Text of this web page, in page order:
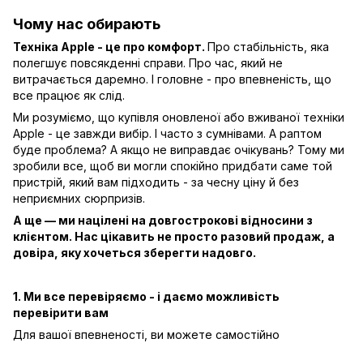
Чому нас обирають
Техніка Apple - це про комфорт. Про стабільність, яка
полегшує повсякденні справи. Про час, який не
витрачається даремно. І головне - про впевненість, що
все працює як слід.
Ми розуміємо, що купівля оновленої або вживаної техніки
Apple - це завжди вибір. І часто з сумнівами. А раптом
буде проблема? А якщо не виправдає очікувань? Тому ми
зробили все, щоб ви могли спокійно придбати саме той
пристрій, який вам підходить - за чесну ціну й без
неприємних сюрпризів.
А ще — ми націлені на довгострокові відносини з
клієнтом. Нас цікавить не просто разовий продаж, а
довіра, яку хочеться зберегти надовго.
1. Ми все перевіряємо - і даємо можливість
перевірити вам
Для вашої впевненості, ви можете самостійно